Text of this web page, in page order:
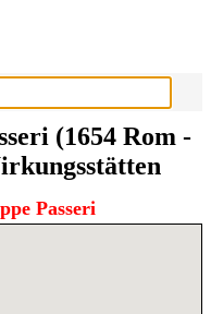
(1654 Rom -
Passeri